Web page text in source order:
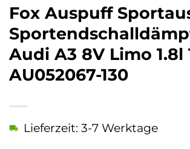
Fox Auspuff
Audi A3 8V Limo 1.8l
AU052067-130
Lieferzeit: 3-7 Werktage